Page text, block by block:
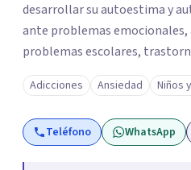
desarrollar su autoestima y autonomía. Te
ante problemas
problemas escolares,
ansiedad. El apoyo a los padres es un pilar importante de
mi trabajo, dotándoles de
comprender mejor a su hijo en cada etapa y sentirse
apoyados en su inestimable
individualidades y a la
Adicciones Ansiedad Niños
Teléfono WhatsApp